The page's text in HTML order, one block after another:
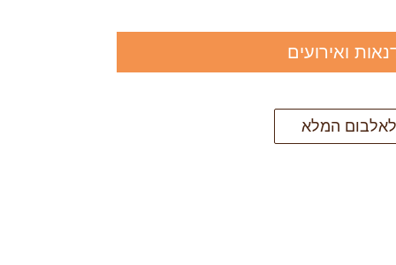
ואירועים
לאלבום המלא